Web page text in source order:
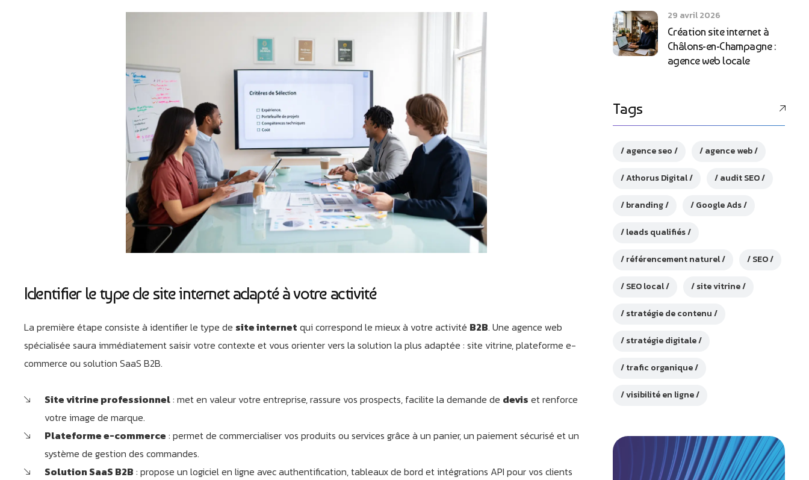
Identifier le type de site internet adapté à votre activité
La première étape consiste à identifier le type de site internet qui correspond le mieux à votre activité B2B. Une agence web
spécialisée saura immédiatement saisir votre contexte et vous orienter vers la solution la plus adaptée : site vitrine, plateforme e-
commerce ou solution SaaS B2B.
Site vitrine professionnel: met en valeur votre entreprise, rassure vos prospects, facilite la demande de devis et renforce
votre image de marque.
Plateforme e-commerce : permet de commercialiser vos produits ou services grâce à un panier, un paiement sécurisé et un
système de gestion des commandes.
Solution SaaS B2B : propose un logiciel en ligne avec authentification, tableaux de bord et intégrations API pour vos clients
Création site internet à
Châlons-en-Champagne :
agence web locale
29 avril 2026
Tags
agence seo agence web
Athorus Digital audit SEO
branding Google Ads
leads qualifiés
référencement naturel SEO
SEO local site vitrine
stratégie de contenu
stratégie digitale
trafic organique
visibilité en ligne